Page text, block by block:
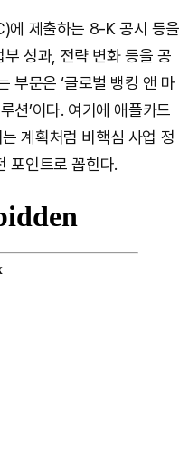
에 제출하는 8-K 공시 등을
성과, 전략 변화 등을 공
부문은 ‘글로벌 뱅킹 앤 마
션’이다. 여기에 애플카드
계획처럼 비핵심 사업 정
포인트로 꼽힌다.